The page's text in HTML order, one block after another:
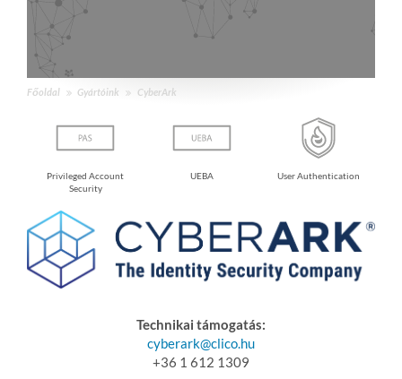
Főoldal Gyártóink CyberArk
Privileged Account
Security
UEBA User Authentication
Technikai támogatás:
cyberark@clico.hu
+36 1 612 1309